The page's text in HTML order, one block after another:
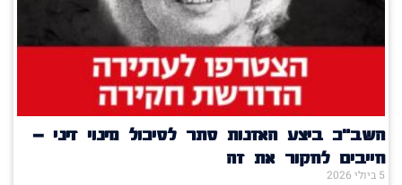
השב"כ ביצע האזנות סתר לסיכול מינוי זיני –
חייבים לחקור את זה
5 ביולי 2026